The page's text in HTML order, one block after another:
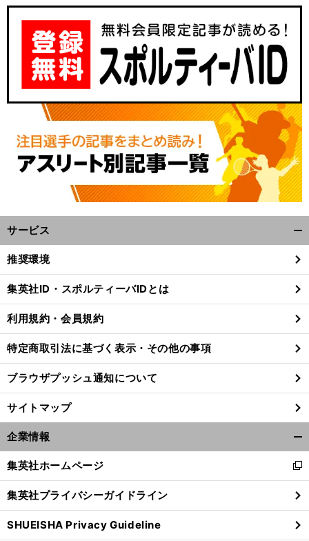
前
へ
サービス
閉
る
推奨環境
集英社ID・スポルティーバIDとは
利用規約・会員規約
特定商取引法に基づく表示・その他の事項
ブラウザプッシュ通知について
サイトマップ
企業情報
閉
る
集英社ホームページ
新
し
い
ウ
ィ
集英社プライバシーガイドライン
SHUEISHA Privacy Guideline